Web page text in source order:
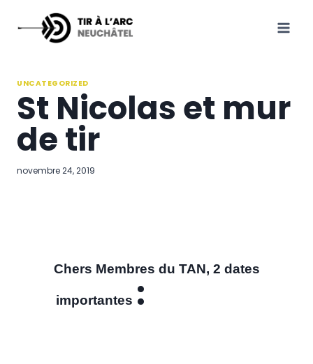
UNCATEGORIZED
St Nicolas et mur
de tir
novembre 24, 2019
Chers Membres du TAN, 2 dates
importantes :